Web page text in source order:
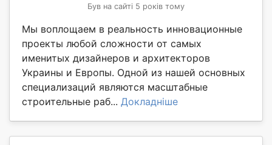
Був на сайті 5 років тому
Мы воплощаем в реальность инновационные
проекты любой сложности от самых
именитых дизайнеров и архитекторов
Украины и Европы. Одной из нашей основных
специализаций являются масштабные
строительные раб... Докладніше